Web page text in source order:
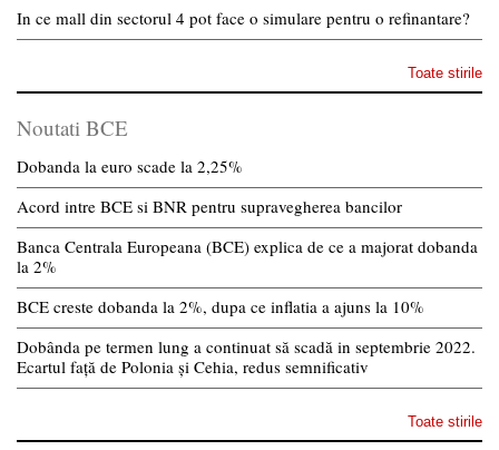
In ce mall din sectorul 4 pot face o simulare pentru o refinantare?
Toate stirile
Noutati BCE
Dobanda la euro scade la 2,25%
Acord intre BCE si BNR pentru supravegherea bancilor
Banca Centrala Europeana (BCE) explica de ce a majorat dobanda
la 2%
BCE creste dobanda la 2%, dupa ce inflatia a ajuns la 10%
Dobânda pe termen lung a continuat să scadă in septembrie 2022.
Ecartul față de Polonia și Cehia, redus semnificativ
Toate stirile